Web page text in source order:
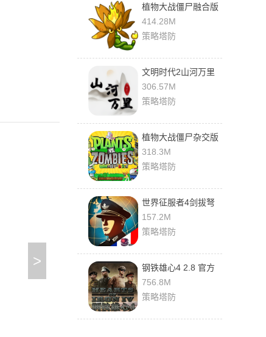
>
植物大战僵尸融合版
3.0.1 最新版
414.28M
策略塔防
文明时代2山河万里
mod 1.26R(胜利日)
安卓版
306.57M
策略塔防
植物大战僵尸杂交版
0.5.1 最新版
318.3M
策略塔防
世界征服者4剑拔弩
张 1.11.4 最新版
157.2M
策略塔防
钢铁雄心4 2.8 官方
版
756.8M
策略塔防